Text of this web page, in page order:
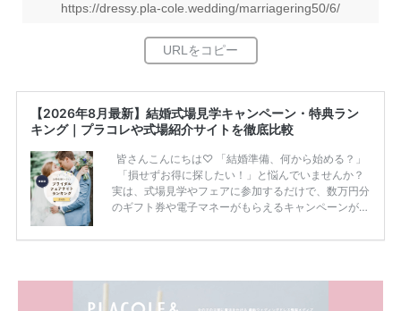
https://dressy.pla-cole.wedding/marriagering50/6/
【2026年8月最新】結婚式場見学キャンペーン・特典ラン
キング｜プラコレや式場紹介サイトを徹底比較
皆さんこんにちは♡ 「結婚準備、何から始める？」
「損せずお得に探したい！」と悩んでいませんか？
実は、式場見学やフェアに参加するだけで、数万円分
のギフト券や電子マネーがもらえるキャンペーンがあ
ため、比較せずに選ぶと損をしてしまうことも……。
内容：特典金額・条件・応募方法・注意点 「どこが